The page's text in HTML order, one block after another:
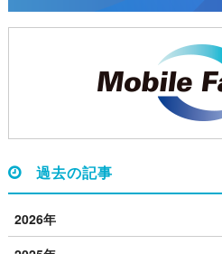
過去の記事
2026年